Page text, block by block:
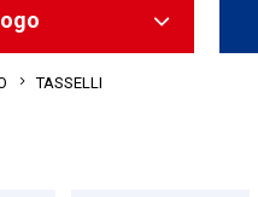
TASSELLI